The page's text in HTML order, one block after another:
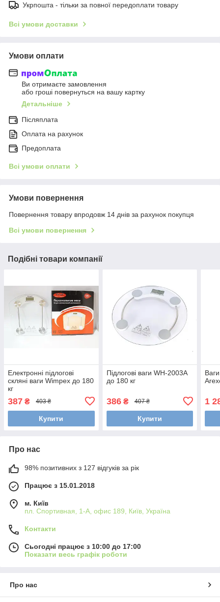
Укрпошта - тільки за повної передоплати товару
Всі умови доставки
Умови оплати
Ви отримаєте замовлення
або гроші повернуться на вашу картку
Детальніше
Післяплата
Оплата на рахунок
Предоплата
Всі умови оплати
Умови повернення
Повернення товару впродовж 14 днів за рахунок покупця
Всі умови повернення
Подібні товари компанії
Електронні підлогові
скляні ваги Wimpex до 180
кг
387 ₴ 403 ₴
Купити
Підлогові ваги WH-2003A
до 180 кг
386₴ 407 ₴
Купити
1
Про нас
98% позитивних з 127 відгуків за рік
Працює з 15.01.2018
м. Київ
пл. Спортивная, 1-А, офис 189, Київ, Україна
Контакти
Сьогодні працює з 10:00 до 17:00
Показати весь графік роботи
Про нас